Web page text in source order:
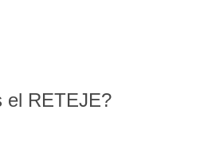
el RETEJE?